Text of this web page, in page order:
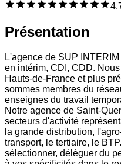
Présentation
L'agence de SUP
en intérim, CDI, CDD.
Hauts-de-France et plus
sommes membres du
enseignes du travail
Notre agence de Saint-
secteurs d'activité
la grande distribution,
transport, le tertiaire, le
sélectionner, déléguer du